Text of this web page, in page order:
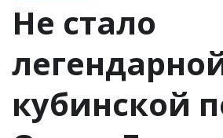
Не стало
кубинской